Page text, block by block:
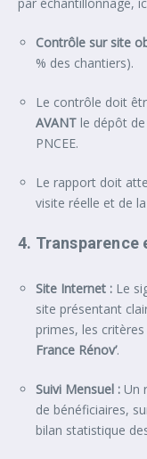
Contrôle sur site
% des chantiers).
Le contrôle doit
AVANT le dépôt
PNCEE.
Le rapport doit
visite réelle et de
4. Transparence
Site Internet : Le
site présentant
primes, les
France Rénov’.
Suivi Mensuel : Un
de bénéficiaires,
bilan statistique